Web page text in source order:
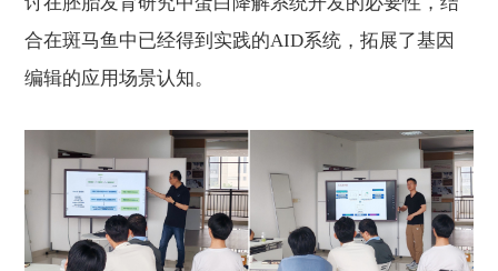
合在斑马鱼中已经得到实践的AID系统 ，拓展了基因
编辑的应用场景认知。